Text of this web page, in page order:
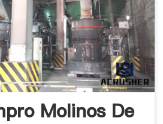
Molinos De